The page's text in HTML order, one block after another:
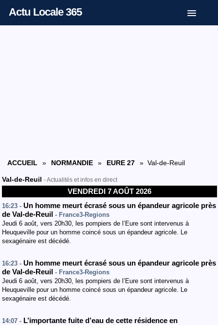
Actu Locale 365
ACCUEIL » NORMANDIE » EURE 27 » Val-de-Reuil
Val-de-Reuil - Actualités et infos en direct
VENDREDI 7 AOÛT 2026
16:23 - Un homme meurt écrasé sous un épandeur agricole près
de Val-de-Reuil - France3-Regions
Jeudi 6 août, vers 20h30, les pompiers de l’Eure sont intervenus à
Heuqueville pour un homme coincé sous un épandeur agricole. Le
sexagénaire est décédé.
16:23 - Un homme meurt écrasé sous un épandeur agricole près
de Val-de-Reuil - France3-Regions
Jeudi 6 août, vers 20h30, les pompiers de l’Eure sont intervenus à
Heuqueville pour un homme coincé sous un épandeur agricole. Le
sexagénaire est décédé.
14:07 - L’importante fuite d’eau de cette résidence en